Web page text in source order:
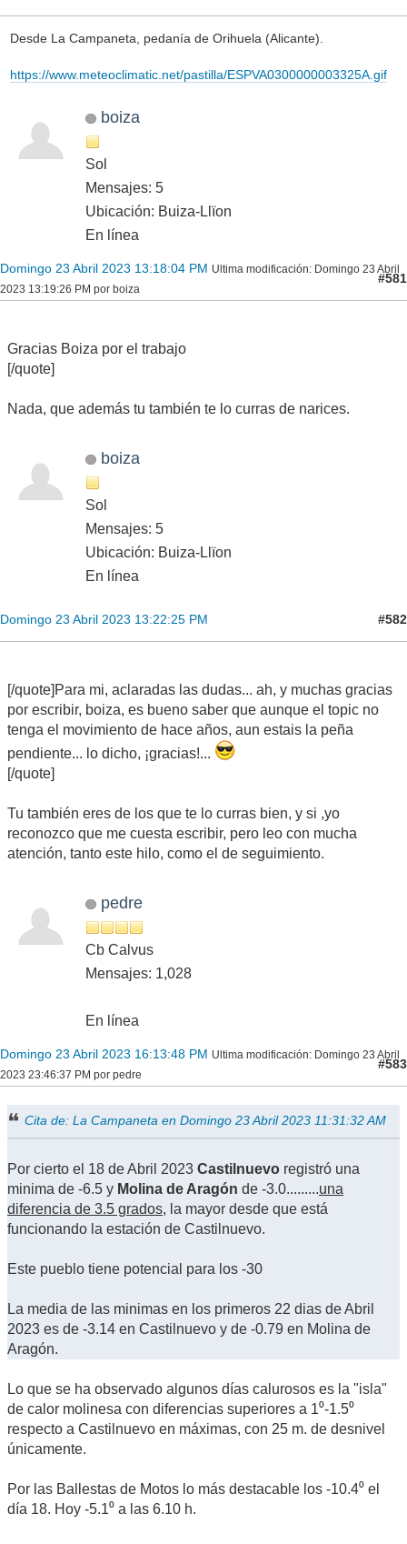
Desde La Campaneta, pedanía de Orihuela (Alicante).
https://www.meteoclimatic.net/pastilla/ESPVA0300000003325A.gif
boiza
Sol
Mensajes: 5
Ubicación: Buiza-Llïon
En línea
Domingo 23 Abril 2023 13:18:04 PM Ultima modificación: Domingo 23 Abril
2023 13:19:26 PM por boiza
#581
Gracias Boiza por el trabajo
[/quote]
Nada, que además tu también te lo curras de narices.
boiza
Sol
Mensajes: 5
Ubicación: Buiza-Llïon
En línea
Domingo 23 Abril 2023 13:22:25 PM #582
[/quote]Para mi, aclaradas las dudas... ah, y muchas gracias
por escribir, boiza, es bueno saber que aunque el topic no
tenga el movimiento de hace años, aun estais la peña
pendiente... lo dicho, ¡gracias!...
[/quote]
Tu también eres de los que te lo curras bien, y si ,yo
reconozco que me cuesta escribir, pero leo con mucha
atención, tanto este hilo, como el de seguimiento.
pedre
Cb Calvus
Mensajes: 1,028
En línea
Domingo 23 Abril 2023 16:13:48 PM Ultima modificación: Domingo 23 Abril
2023 23:46:37 PM por pedre
#583
Cita de: La Campaneta en Domingo 23 Abril 2023 11:31:32 AM
Por cierto el 18 de Abril 2023 Castilnuevo registró una
minima de -6.5 y Molina de Aragón de -3.0.........una
diferencia de 3.5 grados, la mayor desde que está
funcionando la estación de Castilnuevo.
Este pueblo tiene potencial para los -30
La media de las minimas en los primeros 22 dias de Abril
2023 es de -3.14 en Castilnuevo y de -0.79 en Molina de
Aragón.
Lo que se ha observado algunos días calurosos es la "isla"
de calor molinesa con diferencias superiores a 1⁰-1.5⁰
respecto a Castilnuevo en máximas, con 25 m. de desnivel
únicamente.
Por las Ballestas de Motos lo más destacable los -10.4⁰ el
día 18. Hoy -5.1⁰ a las 6.10 h.